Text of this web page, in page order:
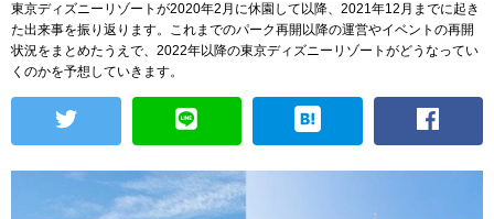
東京ディズニーリゾートが2020年2月に休園して以降、2021年12月までに起き
た出来事を振り返ります。これまでのパーク再開以降の運営やイベントの再開
状況をまとめたうえで、2022年以降の東京ディズニーリゾートがどうなってい
くのかを予想していきます。